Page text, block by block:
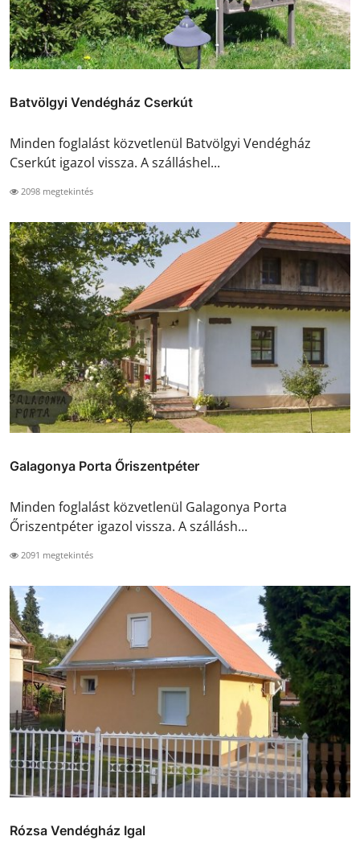
Batvölgyi Vendégház Cserkút
Minden foglalást közvetlenül Batvölgyi Vendégház
Cserkút igazol vissza. A szálláshel...
2098 megtekintés
Galagonya Porta Őriszentpéter
Minden foglalást közvetlenül Galagonya Porta
Őriszentpéter igazol vissza. A szállásh...
2091 megtekintés
Rózsa Vendégház Igal